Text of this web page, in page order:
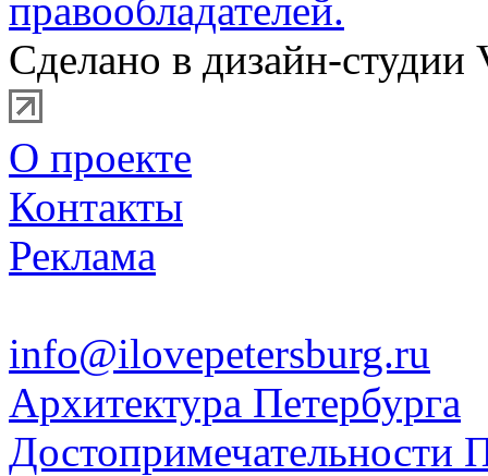
правообладателей.
Сделано в дизайн-студии
О проекте
Контакты
Реклама
info@ilovepetersburg.ru
Архитектура Петербурга
Достопримечательности